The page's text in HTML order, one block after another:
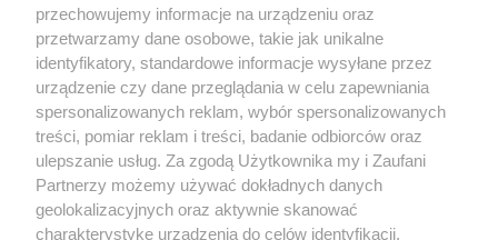
ZAGINIĘCIE W WARSZAWIE
Adam wyszedł na rower i zniknął. Rodzina
apeluje o pomoc w poszukiwaniach 59-latka
przechowujemy informacje na urządzeniu oraz
przetwarzamy dane osobowe, takie jak unikalne
identyfikatory, standardowe informacje wysyłane przez
urządzenie czy dane przeglądania w celu zapewniania
spersonalizowanych reklam, wybór spersonalizowanych
treści, pomiar reklam i treści, badanie odbiorców oraz
ulepszanie usług. Za zgodą Użytkownika my i Zaufani
Partnerzy możemy używać dokładnych danych
geolokalizacyjnych oraz aktywnie skanować
charakterystykę urządzenia do celów identyfikacji.